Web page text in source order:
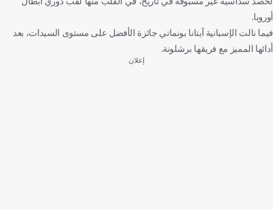
أوروبا.
فيما نالت الإسبانية آيتانا بونماتي جائزة الأفضل على مستوى السيدات، بعد
أدائها المميز مع فريقها برشلونة.
إعلان